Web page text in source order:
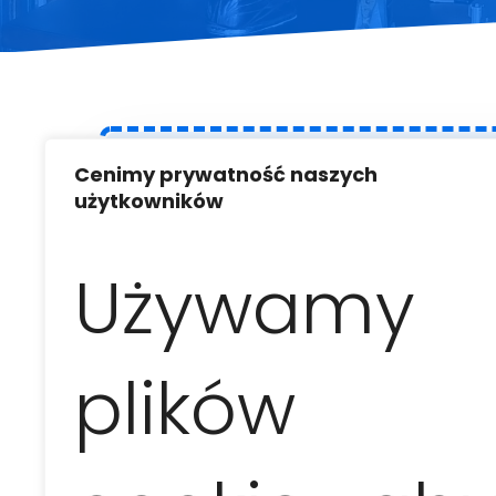
Cenimy prywatność naszych
użytkowników
Używamy
plików
Ta opcja
ale też dla osób,
liczne przygody
jego śladami
obrzeża miasta,